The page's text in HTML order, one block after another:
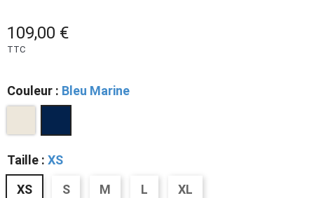
109,00 €
TTC
Couleur : Bleu Marine
Taille : XS
XS
S M L XL